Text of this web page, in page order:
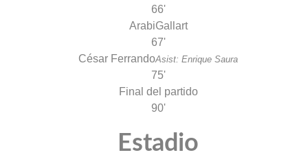
66'
ArabiGallart
67'
César FerrandoAsist: Enrique Saura
75'
Final del partido
90'
Estadio